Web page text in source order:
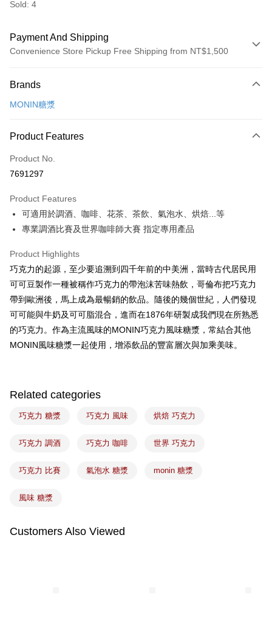
Sold: 4
Payment And Shipping
Convenience Store Pickup Free Shipping from NT$1,500
Credit Card (Full Payment)
LINE Pay
Apple Pay
Easy Wallet
Google Pay
Plus Pay
ATM Transfer
Shipping Method
7-11取貨(5kg以內，尺寸不超過90cm)
NT$100/order | Free shipping on orders of NT$1,500 or more
常溫宅配-(限重20kg以下)
NT$100/order | Free shipping on orders of NT$1,500 or more
付款後門市自取
Brands
MONIN糖漿
Product Features
Product No.
7691297
Product Features
可適用於調酒、咖啡、花茶、茶飲、氣泡水、烘焙...等
專業調酒比賽及世界咖啡師大賽 指定專用產品
Product Highlights
巧克力的起源，至少要追溯到四千年前的中美洲，當時古代居民用
可可豆製作一種被稱作巧克力的帶泡沫苦味熱飲，哥倫布把巧克力
帶到歐洲後，馬上成為最暢銷的飲品。隨後的幾個世紀，人們發現
可可能與牛奶及可可脂混合，進而在1876年研製成我們現在所熟悉
的巧克力。作為主流風味的MONIN巧克力風味糖漿，常結合其他
MONIN風味糖漿一起使用，增添飲品的豐富層次與加乘美味。
Related categories
巧克力 糖漿 巧克力 風味 烘焙 巧克力
巧克力 調酒 巧克力 咖啡 世界 巧克力
巧克力 比賽 氣泡水 糖漿 monin 糖漿
風味 糖漿
Customers Also Viewed